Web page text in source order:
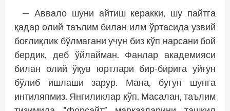
— Аввало шуни айтиш керакки, шу пайтга
қадар олий таълим билан илм ўртасида узвий
боғлиқлик бўлмагани учун биз кўп нарсани бой
бердик, деб ўйлайман. Фанлар академияси
билан олий ўқув юртлари бир-бирига уйғун
бўлиб ишлаши зарур. Мана, бугун шунга
интиляпмиз. Янгиликлар кўп. Масалан, таълим